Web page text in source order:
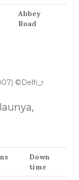
Abbey
Road
©Delfi_r
Down
time